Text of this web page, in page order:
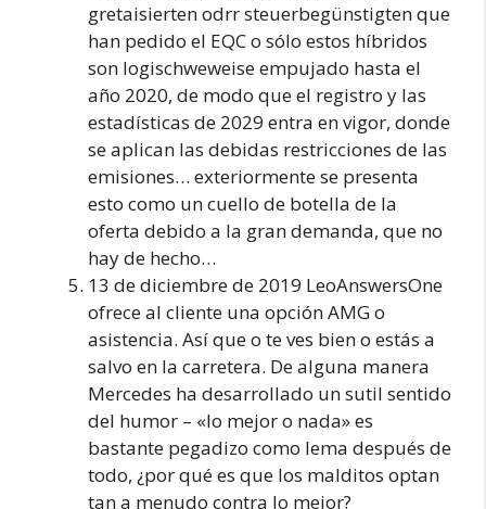
gretaisierten odrr steuerbegünstigten que
han pedido el EQC o sólo estos híbridos
son logischweweise empujado hasta el
año 2020, de modo que el registro y las
estadísticas de 2029 entra en vigor, donde
se aplican las debidas restricciones de las
emisiones… exteriormente se presenta
esto como un cuello de botella de la
oferta debido a la gran demanda, que no
hay de hecho…
13 de diciembre de 2019 LeoAnswersOne
ofrece al cliente una opción AMG o
asistencia. Así que o te ves bien o estás a
salvo en la carretera. De alguna manera
Mercedes ha desarrollado un sutil sentido
del humor – «lo mejor o nada» es
bastante pegadizo como lema después de
todo, ¿por qué es que los malditos optan
tan a menudo contra lo mejor?